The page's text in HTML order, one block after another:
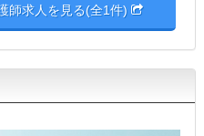
師求人を見る(全1件)